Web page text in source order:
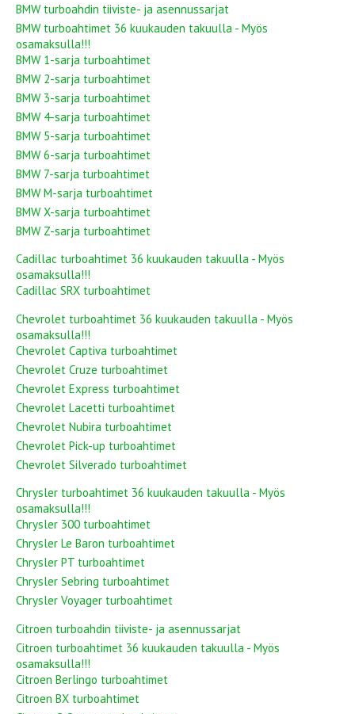
BMW turboahdin tiiviste- ja asennussarjat
BMW turboahtimet 36 kuukauden takuulla - Myös
osamaksulla!!!
BMW 1-sarja turboahtimet
BMW 2-sarja turboahtimet
BMW 3-sarja turboahtimet
BMW 4-sarja turboahtimet
BMW 5-sarja turboahtimet
BMW 6-sarja turboahtimet
BMW 7-sarja turboahtimet
BMW M-sarja turboahtimet
BMW X-sarja turboahtimet
BMW Z-sarja turboahtimet
Cadillac turboahtimet 36 kuukauden takuulla - Myös
osamaksulla!!!
Cadillac SRX turboahtimet
Chevrolet turboahtimet 36 kuukauden takuulla - Myös
osamaksulla!!!
Chevrolet Captiva turboahtimet
Chevrolet Cruze turboahtimet
Chevrolet Express turboahtimet
Chevrolet Lacetti turboahtimet
Chevrolet Nubira turboahtimet
Chevrolet Pick-up turboahtimet
Chevrolet Silverado turboahtimet
Chrysler turboahtimet 36 kuukauden takuulla - Myös
osamaksulla!!!
Chrysler 300 turboahtimet
Chrysler Le Baron turboahtimet
Chrysler PT turboahtimet
Chrysler Sebring turboahtimet
Chrysler Voyager turboahtimet
Citroen turboahdin tiiviste- ja asennussarjat
Citroen turboahtimet 36 kuukauden takuulla - Myös
osamaksulla!!!
Citroen Berlingo turboahtimet
Citroen BX turboahtimet